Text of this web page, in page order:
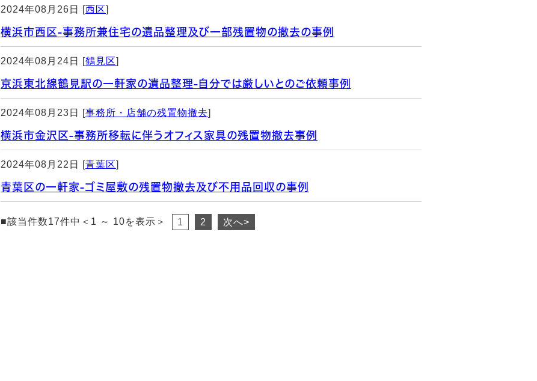
2024年08月26日 [西区]
横浜市西区-事務所兼住宅の遺品整理及び一部残置物の撤去の事例
2024年08月24日 [鶴見区]
京浜東北線鶴見駅の一軒家の遺品整理-自分では厳しいとのご依頼事例
2024年08月23日 [事務所・店舗の残置物撤去]
横浜市金沢区-事務所移転に伴うオフィス家具の残置物撤去事例
2024年08月22日 [青葉区]
青葉区の一軒家-ゴミ屋敷の残置物撤去及び不用品回収の事例
■該当件数17件中＜1 ～ 10を表示＞ 1 2 次へ>